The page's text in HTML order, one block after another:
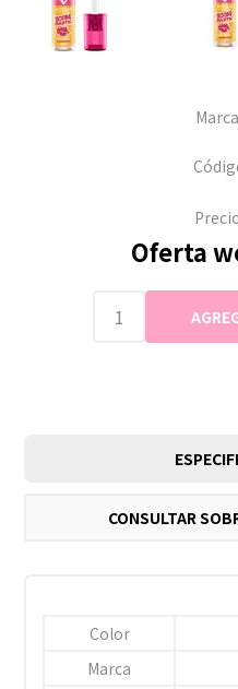
Oferta
CONSULTAR
Color
Marca